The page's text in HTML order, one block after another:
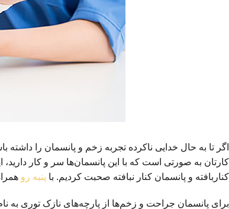
اگر تا به حال خدایی ناکرده تجربه زخم و پانسمان را
کارتان به صورتی است که با این پانسمان‌ها سر و کار
کناربافته و پانسمان کنار نبافته صحبت کردیم. با پنبه رو
برای پانسمان جراحت و زخم‌ها از پارچه‌های نازک توری به